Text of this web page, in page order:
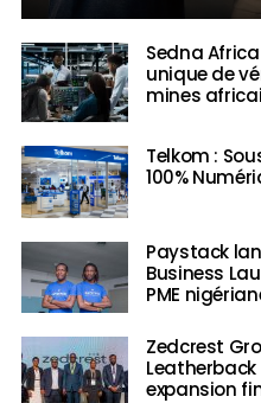
Sedna
unique de
mines
Telkom :
100%
Paystack
Business
PME
Zedcrest
expansion